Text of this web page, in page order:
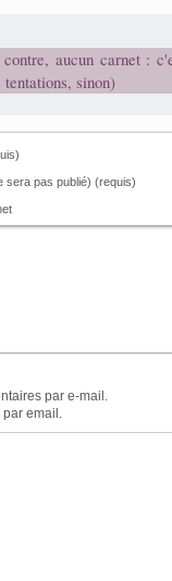
aucun carnet :
tentations, sinon)
sera pas publié) (requis)
par e-mail.
par email.